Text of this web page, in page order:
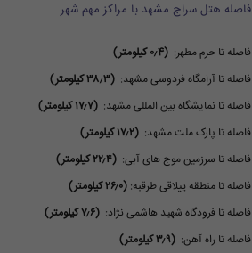
فاصله هتل سراج مشهد با مراکز مهم شهر
فاصله تا حرم مطهر: (۰٫4 کیلومتر)
فاصله تا آرامگاه فردوسی مشهد: (۳۸٫۳ کیلومتر)
فاصله تا نمایشگاه بین المللی مشهد: (۱۷٫۷ کیلومتر)
فاصله تا پارک ملت مشهد: (۱۷٫۲ کیلومتر)
فاصله تا سرزمین موج های آبی: (۲۲٫۴ کیلومتر)
فاصله تا منطقه ییلاقی طرقبه: (۲۶٫۰ کیلومتر)
فاصله تا فرودگاه شهید هاشمی نژاد: (۷٫۶ کیلومتر)
فاصله تا راه آهن: (۳٫۹ کیلومتر)